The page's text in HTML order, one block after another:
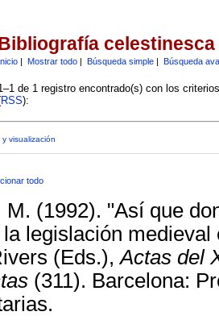
celestinesca
| Mostrar todo| Búsqueda simple| Búsqueda
de 1 registro encontrado(s) con los
RSS):
visualización
todo
M. (1992). "Así que
legislación
(Eds.),Actas del
(311). Barcelona: